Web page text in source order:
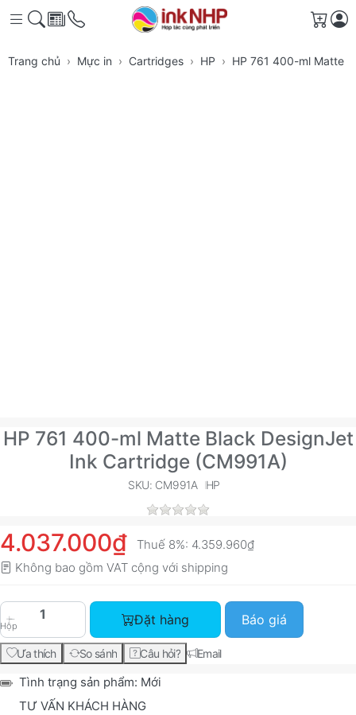
Giỏ
Trang chủ Mực in Cartridges HP HP 761 400-ml Matte
HP 761 400-ml Matte Black DesignJet
Ink Cartridge (CM991A)
SKU: CM991A HP
4.037.000₫ Thuế 8%: 4.359.960₫
Không bao gồm VAT cộng với shipping
Hộp
HP 761 400-ml Matte Black DesignJet Ink
Đặt hàng Báo giá
Ưa thích So sánh Câu hỏi? Email
Tình trạng sản phẩm: Mới
TƯ VẤN KHÁCH HÀNG